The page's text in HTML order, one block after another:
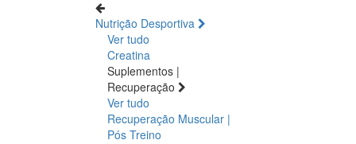
Nutrição Desportiva
Ver tudo
Creatina
Suplementos |
Recuperação
Ver tudo
Recuperação Muscular |
Pós Treino